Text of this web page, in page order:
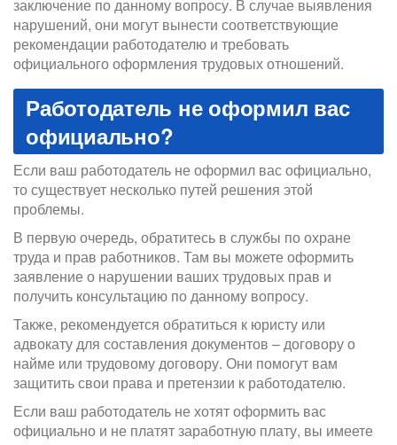
заключение по данному вопросу. В случае выявления
нарушений, они могут вынести соответствующие
рекомендации работодателю и требовать
официального оформления трудовых отношений.
Работодатель не оформил вас
официально?
Если ваш работодатель не оформил вас официально,
то существует несколько путей решения этой
проблемы.
В первую очередь, обратитесь в службы по охране
труда и прав работников. Там вы можете оформить
заявление о нарушении ваших трудовых прав и
получить консультацию по данному вопросу.
Также, рекомендуется обратиться к юристу или
адвокату для составления документов – договору о
найме или трудовому договору. Они помогут вам
защитить свои права и претензии к работодателю.
Если ваш работодатель не хотят оформить вас
официально и не платят заработную плату, вы имеете